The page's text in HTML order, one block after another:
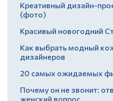
Креативный дизайн-
(фото)
Красивый новогодний
Как выбрать модный
дизайнеров
20 самых ожидаемых
Почему он не звонит:
женский вопрос